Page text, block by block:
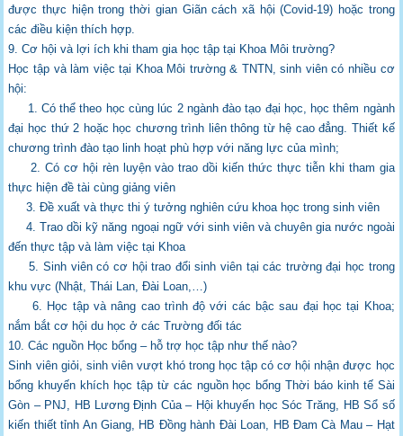
được thực hiệntrong thời gian Giãn cách xã hội (Covid-19) hoặc trong
các điều kiện thích hợp.
9. Cơ hội và lợi ích khi tham gia học tập tại Khoa Môi trường?
Học tập và làm việc tại Khoa Môi trường & TNTN, sinh viên có nhiều cơ
hội:
1. Có thể theo học cùng lúc 2 ngành đào tạo đại học, học thêm ngành
đại học thứ 2 hoặc học chương trình liên thông từ hệ cao đẳng. Thiết kế
chương trình đào tạo linh hoạt phù hợp với năng lực của mình;
2. Có cơ hội rèn luyện vào trao dồi kiến thức thực tiễn khi tham gia
thực hiện đề tài cùnggiảng viên
3. Đề xuất và thực thi ý tưởng nghiên cứu khoa học trong sinh viên
4. Trao dồi kỹ năng ngoại ngữ với sinh viên và chuyên gia nước ngoài
đến thực tập và làmviệc tại Khoa
5. Sinh viên có cơ hội trao đổi sinh viên tại các trường đại học trong
khu vực (Nhật, Thái
Lan, Đài Loan,…)
6. Học tập và nâng cao trình độ với các bậc sau đại học tại Khoa;
nắm bắt cơ hội du học ởcác Trường đối tác
10. Các nguồn Học bổng – hỗ trợ học tập như thế nào?
Sinh viên giỏi, sinh viên vượt khó trong học tập có cơ hội nhận được học
bổng khuyến khích học tập từ các nguồn học bổng Thời báo kinh tế Sài
Gòn – PNJ, HB Lương Định Của – Hội khuyến học Sóc Trăng, HB Sổ số
kiến thiết tỉnh An Giang, HB Đồng hành Đài
Loan, HB Đam Cà Mau – Hạt